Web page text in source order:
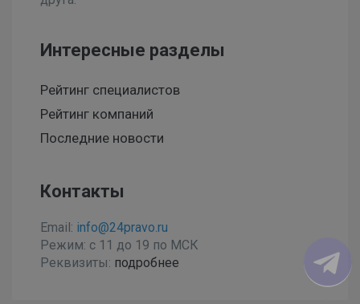
Интересные разделы
Рейтинг специалистов
Рейтинг компаний
Последние новости
Контакты
Email: info@24pravo.ru
Режим: с 11 до 19 по МСК
Реквизиты: подробнее